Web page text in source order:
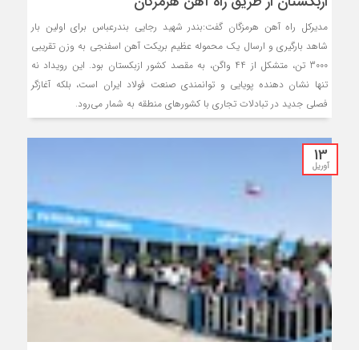
مدیرکل راه آهن هرمزگان گفت:بندر شهید رجایی بندرعباس برای اولین بار
شاهد بارگیری و ارسال یک محموله عظیم بریکت آهن اسفنجی به وزن تقریبی
3000 تن، متشکل از 44 واگن، به مقصد کشور ازبکستان بود. این رویداد نه
تنها نشان دهنده پویایی و توانمندی صنعت فولاد ایران است، بلکه آغازگر
فصلی جدید در تبادلات تجاری با کشورهای منطقه به شمار می‌رود.
13
آوریل